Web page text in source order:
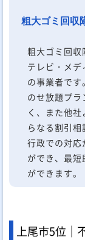
粗大ゴミ回収
粗大ゴミ回収
テレビ・メ
の事業者です。
のせ放題プ
く、また他
らなる割引相
行政での対応
ができ、最短
ができます。
上尾市5位｜